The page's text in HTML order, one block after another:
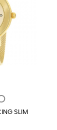
SLIM